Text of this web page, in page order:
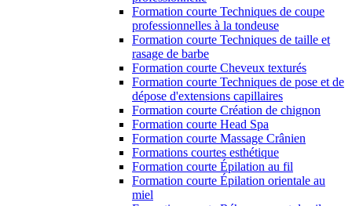
Formation courte Techniques de coupe
professionnelles à la tondeuse
Formation courte Techniques de taille et
rasage de barbe
Formation courte Cheveux texturés
Formation courte Techniques de pose et de
dépose d'extensions capillaires
Formation courte Création de chignon
Formation courte Head Spa
Formation courte Massage Crânien
Formations courtes esthétique
Formation courte Épilation au fil
Formation courte Épilation orientale au
miel